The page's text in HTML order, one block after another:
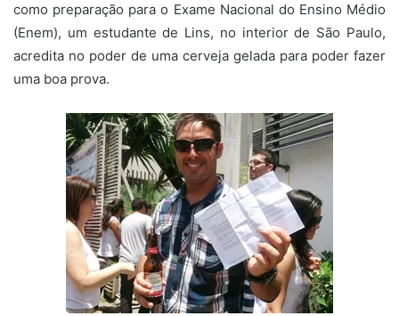
como preparação para o Exame Nacional do Ensino Médio
(Enem), um estudante de Lins, no interior de São Paulo,
acredita no poder de uma cerveja gelada para poder fazer
uma boa prova.